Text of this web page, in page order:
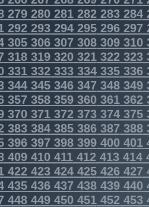
279280281282283284
292293294295296297
305306307308309310
318319320321322323
331332333334335336
344345346347348349
357358359360361362
370371372373374375
383384385386387 388
396397398399400401
409410411412413414
422423424425426427
435436437438439440
448449450451452453